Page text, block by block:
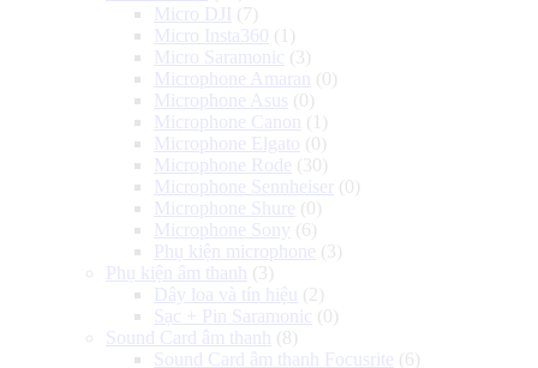
Micro DJI (7)
Micro Insta360 (1)
Micro Saramonic (3)
Microphone Amaran
(0)
Microphone Asus (0)
Microphone Canon
(1)
Microphone Elgato (0)
Microphone Rode (30)
Microphone Sennheiser
(0)
Microphone Shure (0)
Microphone Sony (6)
Phụ kiện microphone (3)
Phụ kiện âm thanh
(3)
Dây loa và tín hiệu
(2)
Sạc + Pin Saramonic (0)
Sound Card âm thanh
(8)
Sound Card âm thanh Focusrite (6)